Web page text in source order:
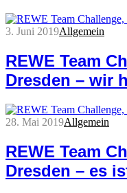
3. Juni 2019Allgemein
REWE Team
Dresden – wir
28. Mai 2019Allgemein
REWE Team
Dresden – es